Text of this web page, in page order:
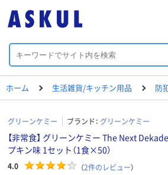
ホーム 生活雑貨/キッチン用品 防
グリーンケミー ブランド： グリーンケミー
【非常食】 グリーンケミー The Next
プキン味 1セット（1食×50）
4.0 （2件のレビュー）